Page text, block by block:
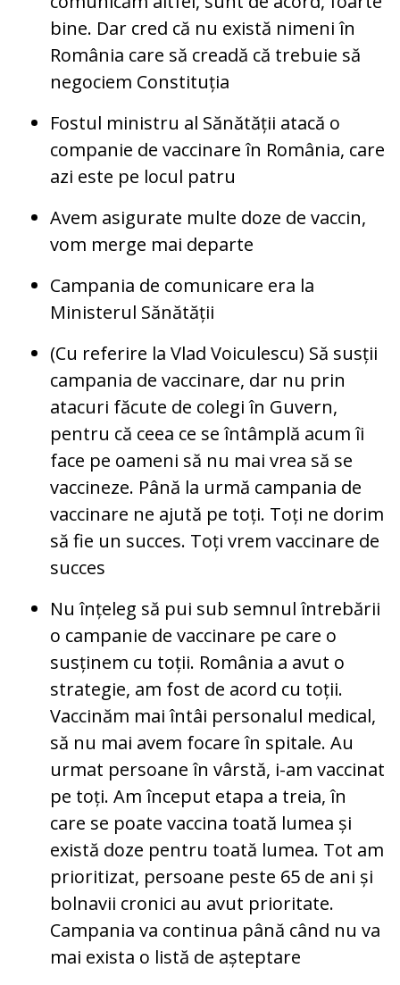
bine. Dar cred că nu există nimeni în
România care să creadă că trebuie să
negociem Constituția
Fostul ministru al Sănătății atacă o
companie de vaccinare în România, care
azi este pe locul patru
Avem asigurate multe doze de vaccin,
vom merge mai departe
Campania de comunicare era la
Ministerul Sănătății
(Cu referire la Vlad Voiculescu) Să susții
campania de vaccinare, dar nu prin
atacuri făcute de colegi în Guvern,
pentru că ceea ce se întâmplă acum îi
face pe oameni să nu mai vrea să se
vaccineze. Până la urmă campania de
vaccinare ne ajută pe toți. Toți ne dorim
să fie un succes. Toți vrem vaccinare de
succes
Nu înțeleg să pui sub semnul întrebării
o campanie de vaccinare pe care o
susținem cu toții. România a avut o
strategie, am fost de acord cu toții.
Vaccinăm mai întâi personalul medical,
să nu mai avem focare în spitale. Au
urmat persoane în vârstă, i-am vaccinat
pe toți. Am început etapa a treia, în
care se poate vaccina toată lumea și
există doze pentru toată lumea. Tot am
prioritizat, persoane peste 65 de ani și
bolnavii cronici au avut prioritate.
Campania va continua până când nu va
mai exista o listă de așteptare